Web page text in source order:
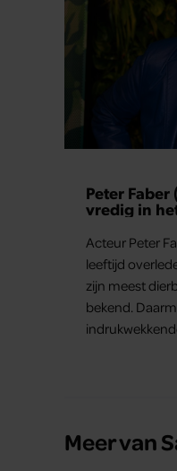
Peter
vredig in
Acteur Peter
leeftijd
zijn meest
bekend.
Meer van